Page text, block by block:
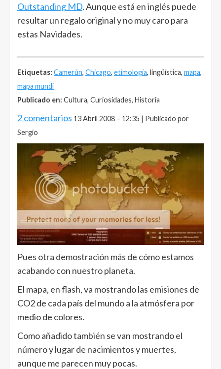
Outstanding MD. Aunque está en inglés puede
resultar un regalo original y no muy caro para
estas Navidades.
Etiquetas: Camerún, Chicago, etimología, lingüística, mapa,
mapa mundi
Publicado en: Cultura, Curiosidades, Historia
2 comentarios 13 Abril 2008 – 12:35 | Publicado por
Sergio
Pues otra demostración más de cómo estamos
acabando con nuestro planeta.
El mapa, en flash, va mostrando las emisiones de
CO2 de cada país del mundo a la atmósfera por
medio de colores.
Como añadido también se van mostrando el
número y lugar de nacimientos y muertes,
aunque me parecen muy pocas.